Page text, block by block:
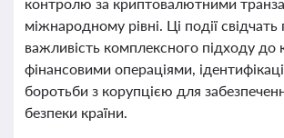
міжнародному рівні. Ці події свідчать
важливість комплексного підходу до
фінансовими операціями,
боротьби з корупцією для
безпеки країни.